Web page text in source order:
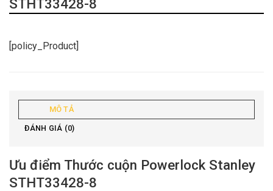
STHT33428-8
[policy_Product]
MÔ TẢ
ĐÁNH GIÁ (0)
Ưu điểm Thước cuộn Powerlock Stanley
STHT33428-8